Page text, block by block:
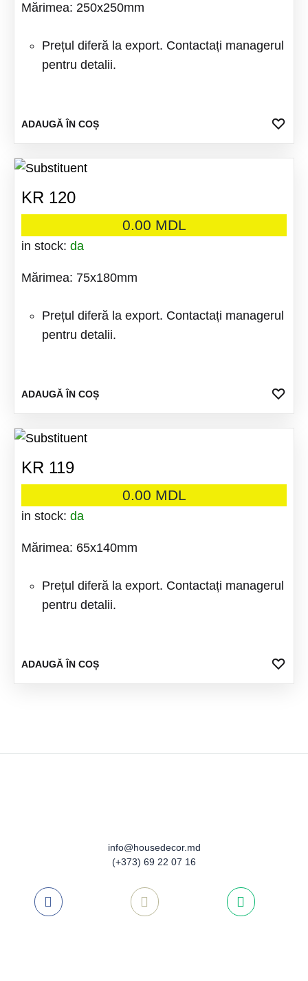
Mărimea: 250x250mm
Prețul diferă la export. Contactați managerul
pentru detalii.
ADAUGĂ ÎN COȘ
KR 120
0.00 MDL
in stock: da
Mărimea: 75x180mm
Prețul diferă la export. Contactați managerul
pentru detalii.
ADAUGĂ ÎN COȘ
KR 119
0.00 MDL
in stock: da
Mărimea: 65x140mm
Prețul diferă la export. Contactați managerul
pentru detalii.
ADAUGĂ ÎN COȘ
info@housedecor.md
(+373) 69 22 07 16